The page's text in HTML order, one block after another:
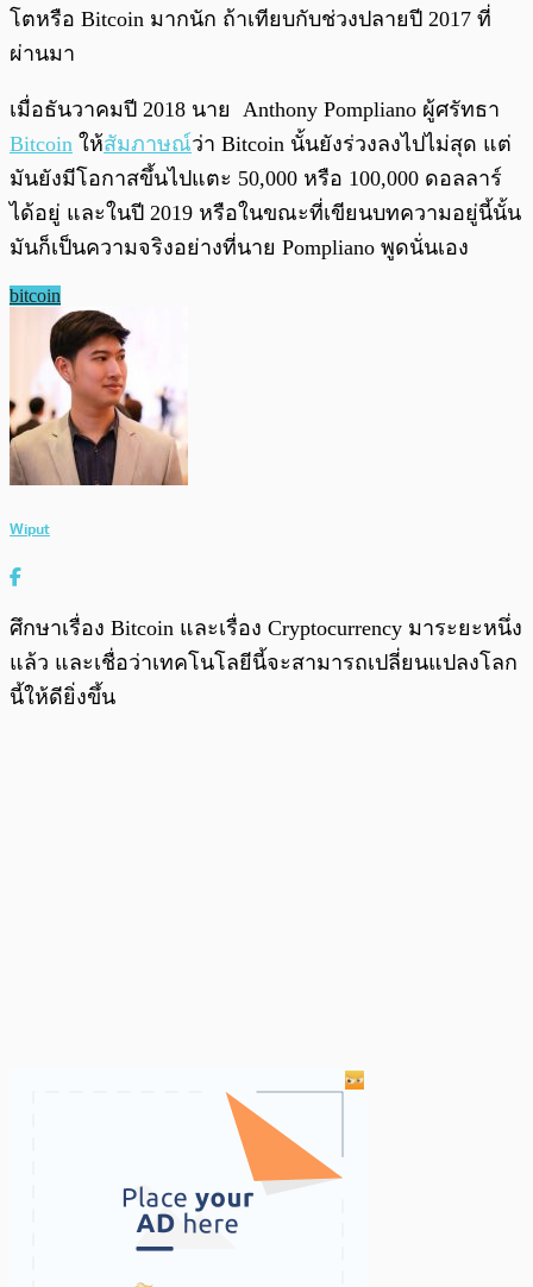
โตหรือ Bitcoin มากนัก ถ้าเทียบกับช่วงปลายปี 2017 ที่
ผ่านมา
เมื่อธันวาคมปี 2018 นาย Anthony Pompliano ผู้ศรัทธา
Bitcoin ให้สัมภาษณ์ว่า Bitcoin นั้นยังร่วงลงไปไม่สุด แต่
มันยังมีโอกาสขึ้นไปแตะ 50,000 หรือ 100,000 ดอลลาร์
ได้อยู่ และในปี 2019 หรือในขณะที่เขียนบทความอยู่นี้นั้น
มันก็เป็นความจริงอย่างที่นาย Pompliano พูดนั่นเอง
bitcoin
Wiput
ศึกษาเรื่อง Bitcoin และเรื่อง Cryptocurrency มาระยะหนึ่ง
แล้ว และเชื่อว่าเทคโนโลยีนี้จะสามารถเปลี่ยนแปลงโลก
นี้ให้ดียิ่งขึ้น